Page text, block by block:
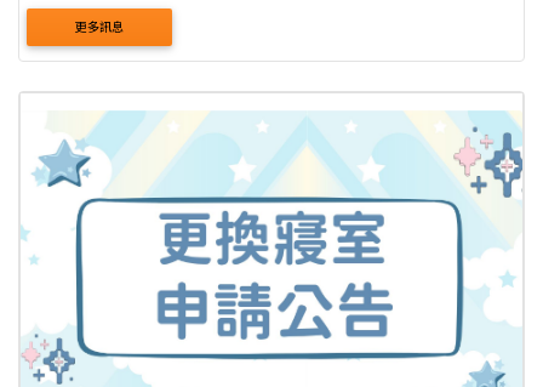
2026/08/08（六）－2026/08/09（日）每日 08:30－17:00 第
更多訊息